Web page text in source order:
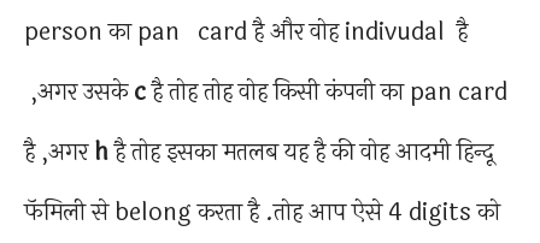
person का pan card है और वोह indivudal है
,अगर उसकेcहै तोह तोह वोह किसी कंपनी का pan card
है ,अगरhहै तोह इसका मतलब यह है की वोह आदमी हिन्दू
फॅमिली से belong करता है .तोह आप ऐसे 4 digits को